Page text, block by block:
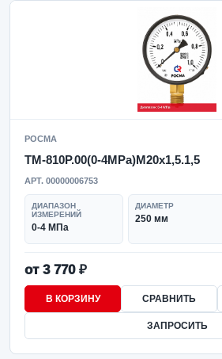
РОСМА
ТМ-810Р.00(0-4MPa)M20x1,5.1,5
АРТ. 00000006753
ДИАПАЗОН
ИЗМЕРЕНИЙ
0-4 МПа
ДИАМЕТР
250 мм
от 3 770 ₽
В КОРЗИНУ СРАВНИТЬ
ЗАПРОСИТЬ